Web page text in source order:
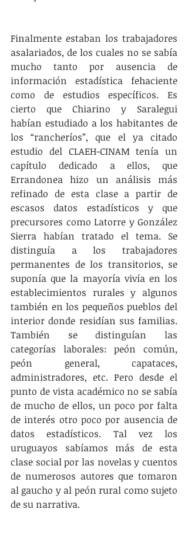
Finalmente estaban los trabajadores
asalariados, de los cuales no se sabía
mucho tanto por ausencia de
información estadística fehaciente
como de estudios específicos. Es
cierto que Chiarino y Saralegui
habían estudiado a los habitantes de
los “rancheríos”, que el ya citado
estudio del CLAEH-CINAM tenía un
capítulo dedicado a ellos, que
Errandonea hizo un análisis más
refinado de esta clase a partir de
escasos datos estadísticos y que
precursores como Latorre y González
Sierra habían tratado el tema. Se
distinguía a los trabajadores
permanentes de los transitorios, se
suponía que la mayoría vivía en los
establecimientos rurales y algunos
también en los pequeños pueblos del
interior donde residían sus familias.
También se distinguían las
categorías laborales: peón común,
peón general, capataces,
administradores, etc. Pero desde el
punto de vista académico no se sabía
de mucho de ellos, un poco por falta
de interés otro poco por ausencia de
datos estadísticos. Tal vez los
uruguayos sabíamos más de esta
clase social por las novelas y cuentos
de numerosos autores que tomaron
al gaucho y al peón rural como sujeto
de su narrativa.